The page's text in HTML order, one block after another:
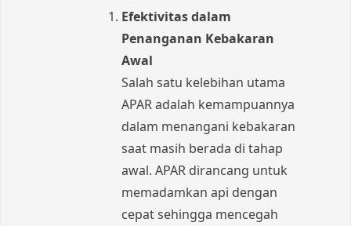
Efektivitas dalam
Penanganan Kebakaran
Awal
Salah satu kelebihan utama
APAR adalah kemampuannya
dalam menangani kebakaran
saat masih berada di tahap
awal. APAR dirancang untuk
memadamkan api dengan
cepat sehingga mencegah